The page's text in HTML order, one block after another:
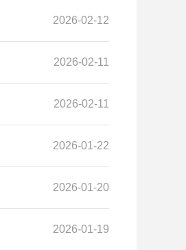
2026-02-12
2026-02-11
2026-02-11
2026-01-22
2026-01-20
2026-01-19